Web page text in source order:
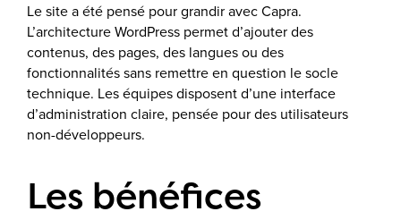
Le site a été pensé pour grandir avec Capra.
L’architecture WordPress permet d’ajouter des
contenus, des pages, des langues ou des
fonctionnalités sans remettre en question le socle
technique. Les équipes disposent d’une interface
d’administration claire, pensée pour des utilisateurs
non-développeurs.
Les bénéfices